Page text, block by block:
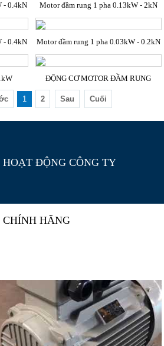
- 0.4kN Motor đầm rung 1 pha 0.13kW - 2kN
- 0.4kN Motor đầm rung 1 pha 0.03kW - 0.2kN
ĐỘNG CƠ MOTOR ĐẦM RUNG
1 2 Sau Cuối
ĐỘNG CÔNG TY
CHÍNH HÃNG